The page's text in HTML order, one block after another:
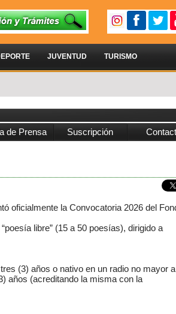
JUVENTUD TURISMO
de Prensa Suscripción
oficialmente la Convocatoria 2026 del
libre” (15 a 50 poesías), dirigido a
(3) años o nativo en un radio no mayor a
años (acreditando la misma con la